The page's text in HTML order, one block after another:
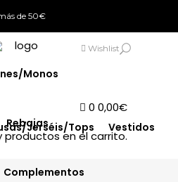
de 50€
Wishlist
Jerséis/Tops Vestidos
0 0,00€
productos en el carrito.
Monos
Rebajas
Complementos